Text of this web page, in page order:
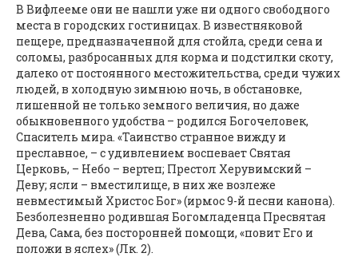
В Вифлееме они не нашли уже ни одного свободного
места в городских гостиницах. В известняковой
пещере, предназначенной для стойла, среди сена и
соломы, разбросанных для корма и подстилки скоту,
далеко от постоянного местожительства, среди чужих
людей, в холодную зимнюю ночь, в обстановке,
лишенной не только земного величия, но даже
обыкновенного удобства – родился Богочеловек,
Спаситель мира. «Таинство странное вижду и
преславное, – с удивлением воспевает Святая
Церковь, – Небо – вертеп; Престол Херувимский –
Деву; ясли – вместилище, в них же возлеже
невместимый Христос Бог» (ирмос 9-й песни канона).
Безболезненно родившая Богомладенца Пресвятая
Дева, Сама, без посторонней помощи, «повит Его и
положи в яслех» (Лк. 2).